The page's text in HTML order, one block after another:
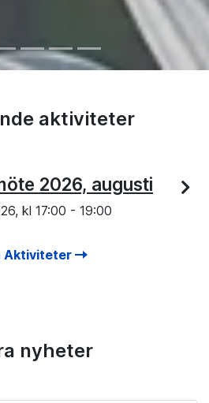
aktiviteter
2026, augusti
kl 17:00 - 19:00
Aktiviteter
nyheter